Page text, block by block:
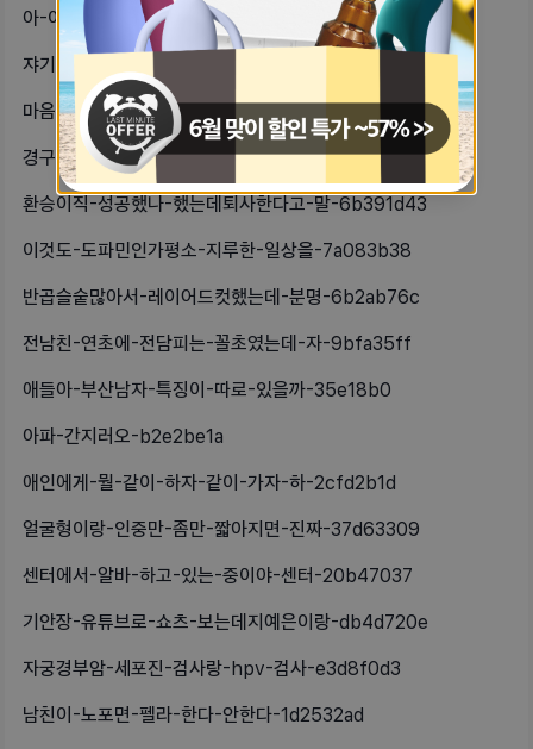
아-이제-쿠션-사야하는데화알못에-똥손-da19c340
쟈기들-인스타에서도-영양제인가-먹고-166fbe0b
마음-닫을래-38084a9e
경구피임약-관련해서-전문적인-조언-몇-49f5212a
환승이직-성공했나-했는데퇴사한다고-말-6b391d43
이것도-도파민인가평소-지루한-일상을-7a083b38
반곱슬숱많아서-레이어드컷했는데-분명-6b2ab76c
전남친-연초에-전담피는-꼴초였는데-자-9bfa35ff
애들아-부산남자-특징이-따로-있을까-35e18b0
아파-간지러오-b2e2be1a
애인에게-뭘-같이-하자-같이-가자-하-2cfd2b1d
얼굴형이랑-인중만-좀만-짧아지면-진짜-37d63309
센터에서-알바-하고-있는-중이야-센터-20b47037
기안장-유튜브로-쇼츠-보는데지예은이랑-db4d720e
자궁경부암-세포진-검사랑-hpv-검사-e3d8f0d3
남친이-노포면-펠라-한다-안한다-1d2532ad